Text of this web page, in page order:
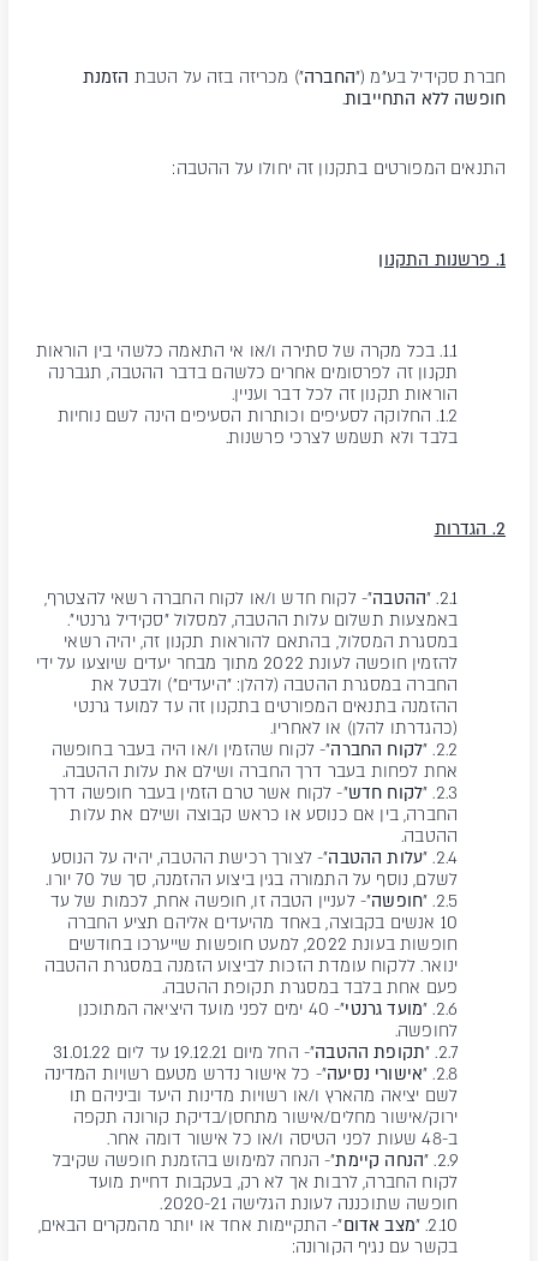
חברת סקידיל בע"מ ("החברה") מכריזה בזה על הטבת הזמנת
חופשה ללא התחייבות.
התנאים המפורטים בתקנון זה יחולו על ההטבה:
1. פרשנות התקנון
1.1. בכל מקרה של סתירה ו/או אי התאמה כלשהי בין הוראות
תקנון זה לפרסומים אחרים כלשהם בדבר ההטבה, תגברנה
הוראות תקנון זה לכל דבר ועניין.
1.2. החלוקה לסעיפים וכותרות הסעיפים הינה לשם נוחיות
בלבד ולא תשמש לצרכי פרשנות.
2. הגדרות
2.1. " ההטבה"- לקוח חדש ו/או לקוח החברה רשאי להצטרף,
באמצעות תשלום עלות ההטבה, למסלול "סקידיל גרנטי".
במסגרת המסלול, בהתאם להוראות תקנון זה, יהיה רשאי
להזמין חופשה לעונת 2022 מתוך מבחר יעדים שיוצעו על ידי
החברה במסגרת ההטבה (להלן: "היעדים") ולבטל את
ההזמנה בתנאים המפורטים בתקנון זה עד למועד גרנטי
(כהגדרתו להלן) או לאחריו.
2.2. "
לקוח החברה"- לקוח שהזמין ו/או היה בעבר בחופשה
אחת לפחות בעבר דרך החברה ושילם את עלות ההטבה.
2.3. "
לקוח חדש"- לקוח אשר טרם הזמין בעבר חופשה דרך
החברה, בין אם כנוסע או כראש קבוצה ושילם את עלות
ההטבה.
2.4. "
עלות ההטבה"- לצורך רכישת ההטבה, יהיה על הנוסע
לשלם, נוסף על התמורה בגין ביצוע ההזמנה, סך של 70 יורו.
2.5. "
חופשה"- לעניין הטבה זו, חופשה אחת, לכמות של עד
10 אנשים בקבוצה, באחד מהיעדים אליהם תציע החברה
חופשות בעונת 2022, למעט חופשות שייערכו בחודשים
ינואר. ללקוח עומדת הזכות לביצוע הזמנה במסגרת ההטבה
פעם אחת בלבד במסגרת תקופת ההטבה.
2.6. "
מועד גרנטי
"- 40 ימים לפני מועד היציאה המתוכנן
לחופשה.
2.7. "
תקופת ההטבה"- החל מיום 19.12.21 עד ליום 31.01.22
2.8. "
אישורי נסיעה"- כל אישור נדרש מטעם רשויות המדינה
לשם יציאה מהארץ ו/או רשויות מדינות היעד וביניהם תו
ירוק/אישור מחלים/אישור מתחסן/בדיקת קורונה תקפה
ב-48 שעות לפני הטיסה ו/או כל אישור דומה אחר.
2.9. "
הנחה קיימת"- הנחה למימוש בהזמנת חופשה שקיבל
לקוח החברה, לרבות אך לא רק, בעקבות דחיית מועד
חופשה שתוכננה לעונת הגלישה 2020-21.
2.10. "
מצב אדום"- התקיימות אחד או יותר מהמקרים הבאים,
בקשר עם נגיף הקורונה: